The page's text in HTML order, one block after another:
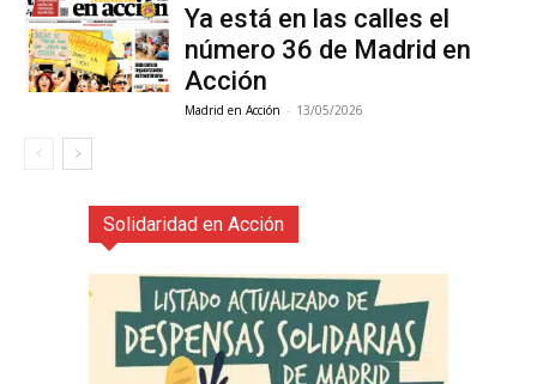
Ya está en las calles el
número 36 de Madrid en
Acción
Madrid en Acción - 13/05/2026
Solidaridad en Acción